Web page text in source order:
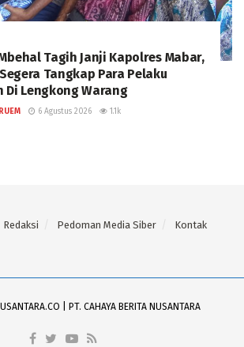
Tagih Janji Kapolres Mabar,
Tangkap Para Pelaku
Di Lengkong Warang
6 Agustus 2026 1.1k
Redaksi Pedoman Media Siber Kontak
| PT. CAHAYA BERITA NUSANTARA